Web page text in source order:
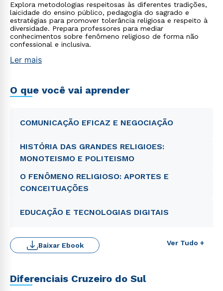
Explora metodologias respeitosas às diferentes tradições,
laicidade do ensino público, pedagogia do sagrado e
estratégias para promover tolerância religiosa e respeito à
diversidade. Prepara professores para mediar
conhecimentos sobre fenômeno religioso de forma não
confessional e inclusiva.
Ler mais
O que você vai aprender
COMUNICAÇÃO EFICAZ E NEGOCIAÇÃO
HISTÓRIA DAS GRANDES RELIGIOES:
MONOTEISMO E POLITEISMO
O FENÔMENO RELIGIOSO: APORTES E
CONCEITUAÇÕES
EDUCAÇÃO E TECNOLOGIAS DIGITAIS
Ver Tudo +
Baixar Ebook
Diferenciais Cruzeiro do Sul